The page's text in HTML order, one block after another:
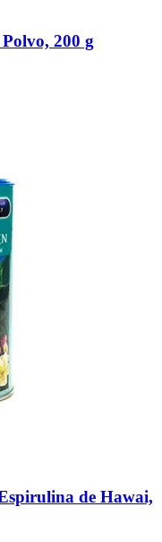
200 g
de Hawai,